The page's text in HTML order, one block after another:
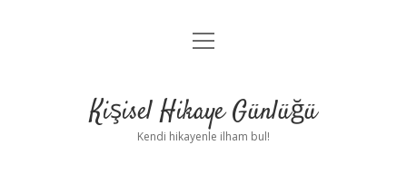
Anasayfa
Yasal Uyarı
menüyü
Kişisel Hikaye Günlüğü
Kendi hikayenle ilham bul!